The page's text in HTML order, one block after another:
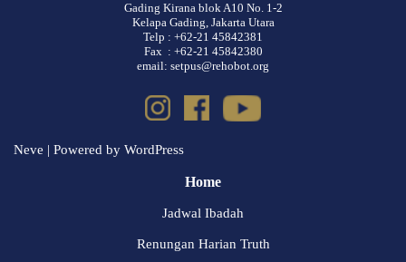
Gading Kirana blok A10 No. 1-2
Kelapa Gading, Jakarta Utara
Telp : +62-21 45842381
Fax : +62-21 45842380
email: setpus@rehobot.org
Neve | Powered by WordPress
Home
Jadwal Ibadah
Renungan Harian Truth